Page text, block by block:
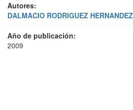
Autores:
DALMACIO RODRIGUEZ HERNANDEZ
Año de publicación:
2009